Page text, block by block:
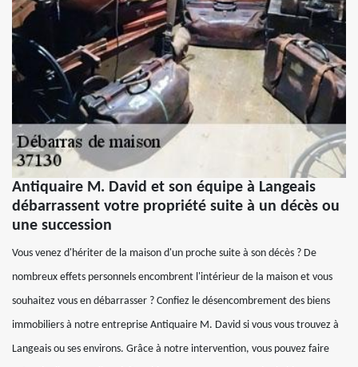
Antiquaire M. David et son équipe à Langeais
débarrassent votre propriété suite à un décès ou
une succession
Vous venez d'hériter de la maison d'un proche suite à son décès ? De
nombreux effets personnels encombrent l'intérieur de la maison et vous
souhaitez vous en débarrasser ? Confiez le désencombrement des biens
immobiliers à notre entreprise Antiquaire M. David si vous vous trouvez à
Langeais ou ses environs. Grâce à notre intervention, vous pouvez faire